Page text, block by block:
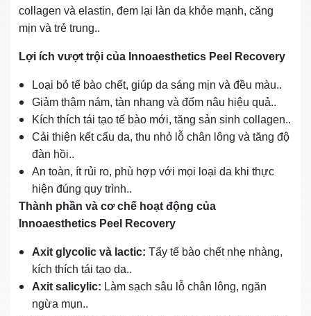
collagen và elastin, đem lại làn da khỏe mạnh, căng
mịn và trẻ trung..
Lợi ích vượt trội của Innoaesthetics Peel Recovery
Loại bỏ tế bào chết, giúp da sáng mịn và đều màu..
Giảm thâm nám, tàn nhang và đốm nâu hiệu quả..
Kích thích tái tạo tế bào mới, tăng sản sinh collagen..
Cải thiện kết cấu da, thu nhỏ lỗ chân lông và tăng độ
đàn hồi..
An toàn, ít rủi ro, phù hợp với mọi loại da khi thực
hiện đúng quy trình..
Thành phần và cơ chế hoạt động của
Innoaesthetics Peel Recovery
Axit glycolic và lactic: Tẩy tế bào chết nhẹ nhàng,
kích thích tái tạo da..
Axit salicylic: Làm sạch sâu lỗ chân lông, ngăn
ngừa mụn..